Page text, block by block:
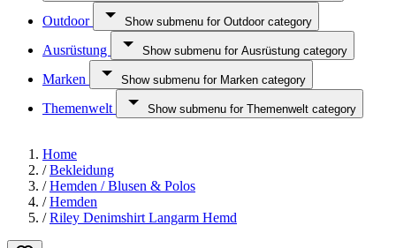
Outdoor Show submenu for Outdoor category
Ausrüstung Show submenu for Ausrüstung category
Marken Show submenu for Marken category
Themenwelt Show submenu for Themenwelt category
Home
/ Bekleidung
/ Hemden / Blusen & Polos
/ Hemden
/ Riley Denimshirt Langarm Hemd